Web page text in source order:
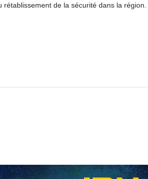
de la sécurité dans la région.